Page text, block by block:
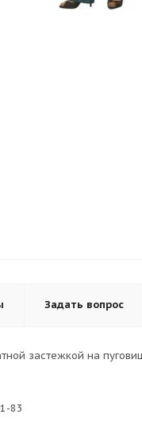
Задать вопрос
застежкой на
83